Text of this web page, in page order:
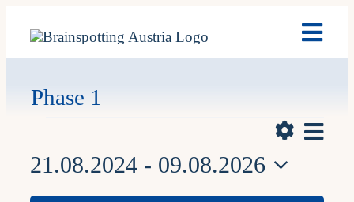
Phase 1
Veranstaltungen
Liste
21.08.2024 - 09.08.2026
Datum